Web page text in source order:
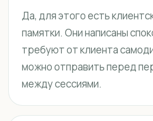
Да, для этого есть
памятки. Они написаны
требуют от клиента
можно отправить перед
между сессиями.